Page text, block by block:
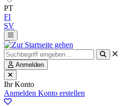
PT
FI
SV
Anmelden
Ihr Konto
Anmelden Konto erstellen